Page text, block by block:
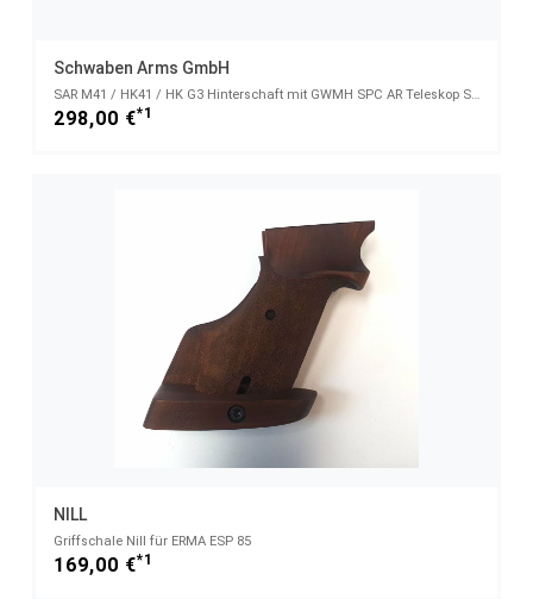
Schwaben Arms GmbH
SAR M41 / HK41 / HK G3 Hinterschaft mit GWMH SPC AR Teleskop Schaft, komplett mit Bodenstück
298,00 €*1
NILL
Griffschale Nill für ERMA ESP 85
169,00 €*1